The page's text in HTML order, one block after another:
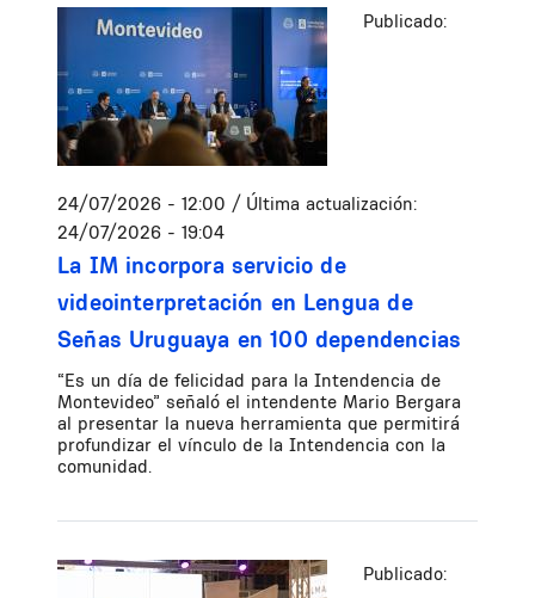
Publicado:
24/07/2026 - 12:00 / Última actualización:
24/07/2026 - 19:04
La IM incorpora servicio de
videointerpretación en Lengua de
Señas Uruguaya en 100 dependencias
“Es un día de felicidad para la Intendencia de
Montevideo” señaló el intendente Mario Bergara
al presentar la nueva herramienta que permitirá
profundizar el vínculo de la Intendencia con la
comunidad.
Publicado: